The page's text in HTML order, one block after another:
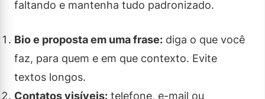
faltando e mantenha tudo padronizado.
Bio e proposta em uma frase: diga o que você
faz, para quem e em que contexto. Evite
textos longos.
Contatos visíveis: telefone, e-mail ou